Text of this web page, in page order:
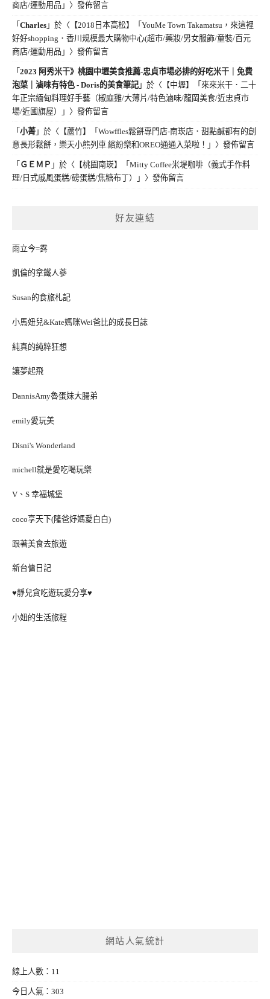
商店/運動用品」 〉發佈留言
「 Charles 」於〈 【2018日本高松】「YouMe Town Takamatsu，來這裡
好好shopping．香川規模最大購物中心(超市/藥妝/男女服飾/童裝/百元
商店/運動用品」 〉發佈留言
「 2023 阿秀米干》桃園中壢美食推薦-忠貞市場必排的好吃米干｜免費
泡菜｜滷味有特色 - Doris的美食筆記 」於〈 【中壢】「來來米干．二十
年正宗緬甸料理好手藝（椒麻雞/大薄片/特色滷味/龍岡美食/近忠貞市
場/近國旗屋）」 〉發佈留言
「 小菁 」於〈 【蘆竹】「Wowffles鬆餅專門店-南崁店．甜點鹹都有的創
意長形鬆餅，樂天小熊列車.繽紛樂和OREO通通入菜啦！」 〉發佈留言
「 ＧＥＭＰ 」於〈 【桃園南崁】「Mitty Coffee米堤咖啡（義式手作料
理/日式戚風蛋糕/磅蛋糕/焦糖布丁）」 〉發佈留言
好友連結
雨立今=霠
凱倫的拿鐵人蔘
Susan的食旅札記
小馬妞兒&Kate媽咪Wei爸比的成長日誌
純真的純粹狂想
讓夢起飛
DannisAmy魯蛋妹大腸弟
emily愛玩美
Disni's Wonderland
michell就是愛吃喝玩樂
V、S 幸福城堡
coco享天下(隆爸妤媽愛白白)
跟著美食去旅遊
新台傭日記
♥靜兒貪吃遊玩愛分享♥
小妞的生活旅程
網站人氣統計
線上人數：11
今日人氣：303